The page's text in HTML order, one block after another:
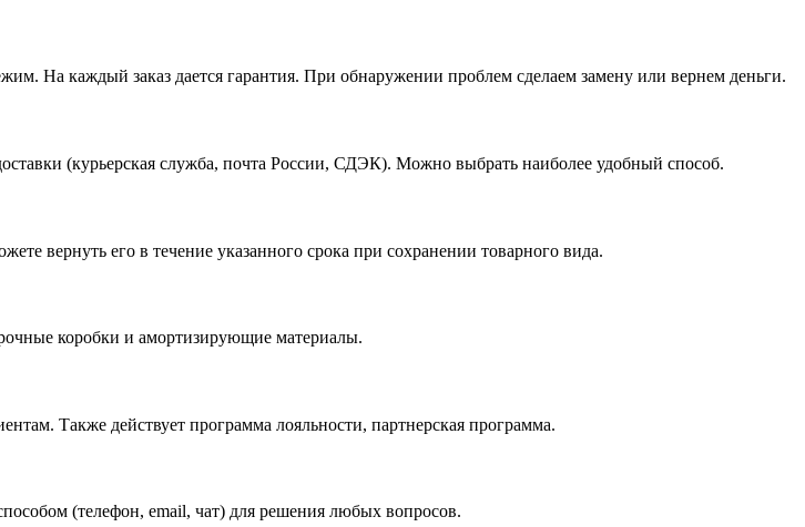
На каждый заказ дается гарантия. При обнаружении проблем сделаем замену или вернем деньги.
(курьерская служба, почта России, СДЭК). Можно выбрать наиболее удобный способ.
вернуть его в течение указанного срока при сохранении товарного вида.
коробки и амортизирующие материалы.
Также действует программа лояльности, партнерская программа.
(телефон, email, чат) для решения любых вопросов.